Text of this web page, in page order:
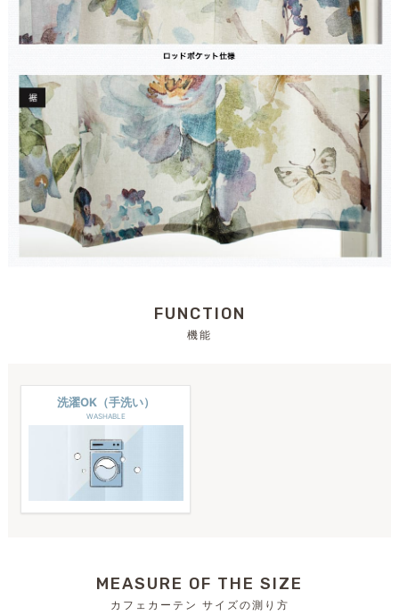
FUNCTION
機能
洗濯OK（手洗い）
WASHABLE
MEASURE OF THE SIZE
カフェカーテン サイズの測り方